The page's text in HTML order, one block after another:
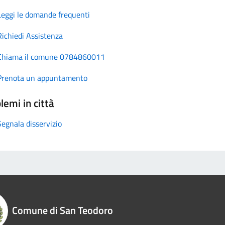
le domande frequenti
Assistenza
il comune 0784860011
un appuntamento
in città
disservizio
Comune di San Teodoro